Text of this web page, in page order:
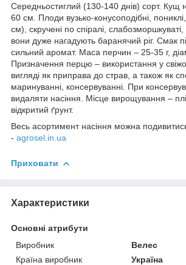
Середньостиглий (130-140 днів) сорт. Кущ
60 см. Плоди вузько-конусоподібні,
см), скручені по спіралі, слабозморшкуваті,
вони дуже нагадують баранячий ріг. Смак
сильний аромат. Маса перчин – 25-35 г,
Призначення перцю – використання у
вигляді як приправа до страв, а також як
маринуванні, консервуванні. При
видаляти насіння. Місце вирощування –
відкритий ґрунт.
Весь асортимент насіння можна
- agrosel.in.ua
Приховати
Характеристики
Основні атрибути
Виробник
Велес
Країна виробник
Україна